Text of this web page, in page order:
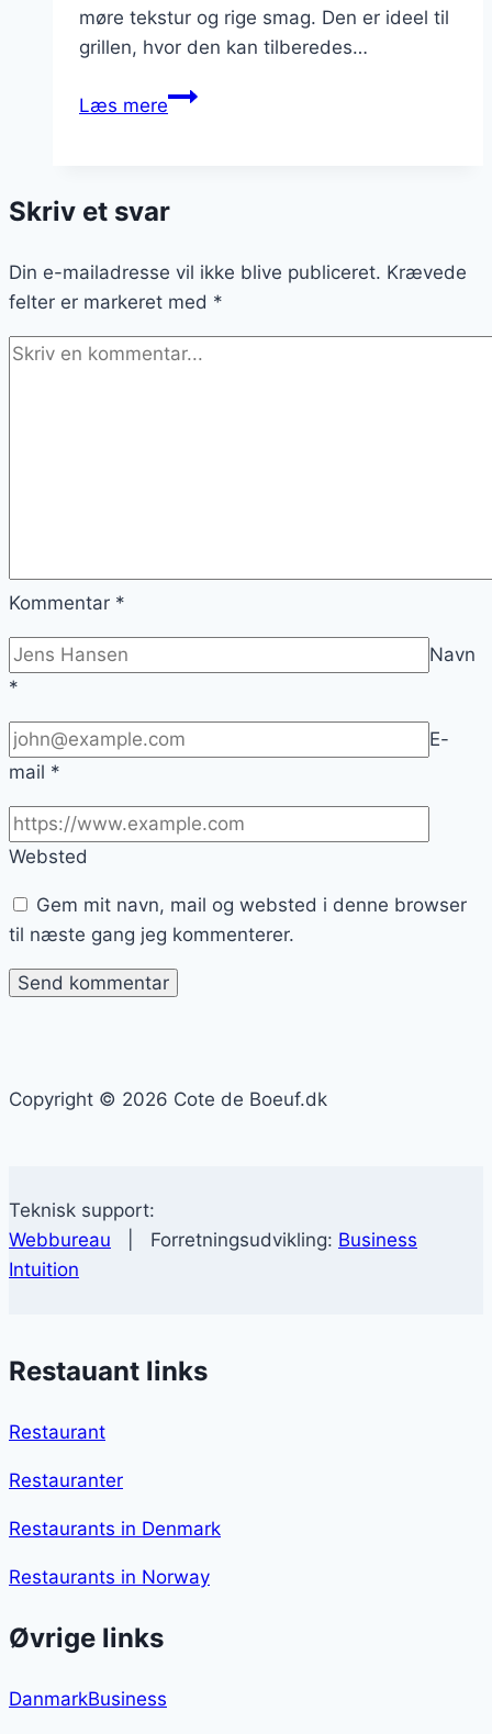
møre tekstur og rige smag. Den er ideel til
grillen, hvor den kan tilberedes…
Læs mereCôte
grillaften
marinerede
grøntsager
Skriv et svar
Din e-mailadresse vil ikke blive publiceret. Krævede
felter er markeret med *
Kommentar *
Navn
*
E-
mail *
Websted
Gem mit navn, mail og websted i denne browser
til næste gang jeg kommenterer.
Copyright © 2026 Cote de Boeuf.dk
Teknisk support:
Webbureau | Forretningsudvikling: Business
Intuition
Restauant links
Restaurant
Restauranter
Restaurants in Denmark
Restaurants in Norway
Øvrige links
DanmarkBusiness